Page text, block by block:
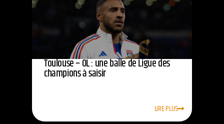
Toulouse – OL : une balle de Ligue des
champions à saisir
LIRE PLUS